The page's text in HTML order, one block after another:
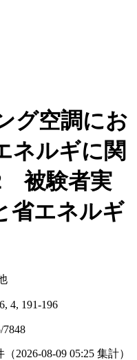
グ空調にお
ネルギに関
被験者実
省エネルギ
4, 191-196
7848
（2026-08-09 05:25 集計）